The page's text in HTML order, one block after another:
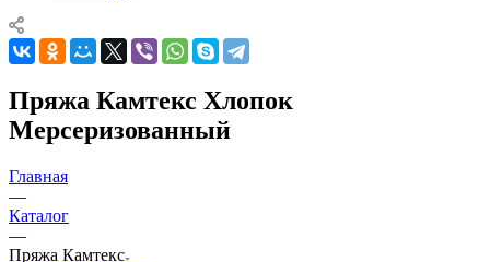
Пряжа Камтекс Хлопок
Мерсеризованный
Главная
—
Каталог
—
Пряжа Камтекс